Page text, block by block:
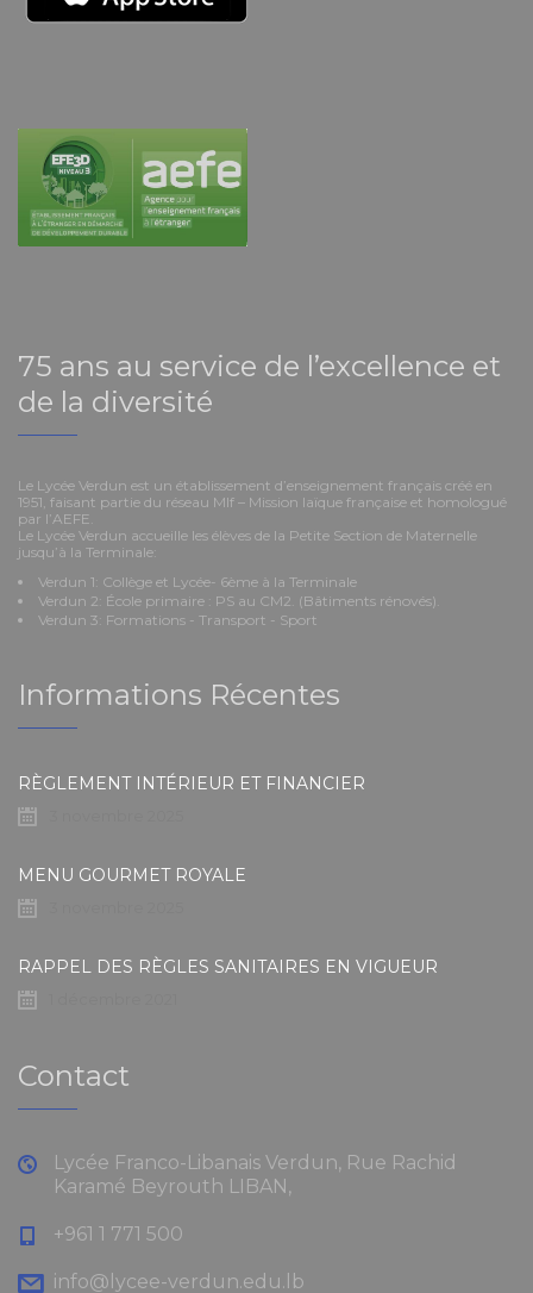
75 ans au service de l’excellence et
de la diversité
Le Lycée Verdun est un établissement d’enseignement français créé en
1951, faisant partie du réseau Mlf – Mission laïque française et homologué
par l’AEFE.
Le Lycée Verdun accueille les élèves de la Petite Section de Maternelle
jusqu’à la Terminale:
Verdun 1: Collège et Lycée- 6ème à la Terminale
Verdun 2: École primaire : PS au CM2. (Bâtiments rénovés).
Verdun 3: Formations - Transport - Sport
Informations Récentes
RÈGLEMENT INTÉRIEUR ET FINANCIER
MENU GOURMET ROYALE
RAPPEL DES RÈGLES SANITAIRES EN VIGUEUR
Contact
Lycée Franco-Libanais Verdun, Rue Rachid
Karamé Beyrouth LIBAN,
+961 1 771 500
info@lycee-verdun.edu.lb